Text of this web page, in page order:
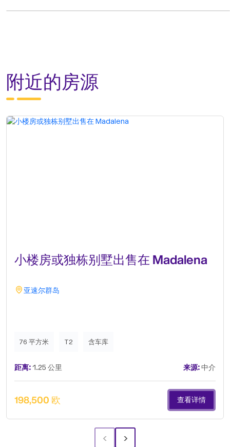
附近的房源
小楼房或独栋别墅出售在 Madalena
亚速尔群岛
76 平方米 T2 含车库
距离:1.25 公里 来源:中介
198,500 欧 查看详情
‹ ›